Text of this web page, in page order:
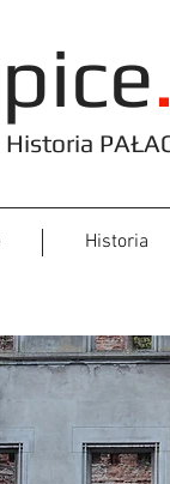
Historia
Historia